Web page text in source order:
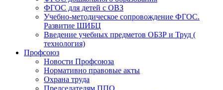
ФГОС для детей с ОВЗ
Учебно-методическое сопровождение ФГОС.
Развитие ШИБЦ
Введение учебных предметов ОБЗР и Труд (
технология)
Профсоюз
Новости Профсоюза
Нормативно правовые акты
Охрана труда